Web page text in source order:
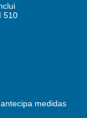
510
medidas